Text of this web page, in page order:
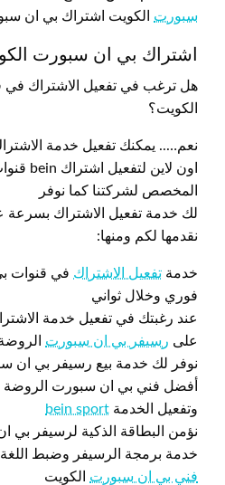
سبورت الكويت اشتراك بي ان
اشتراك بي ان سبورت
هل ترغب في تفعيل الاشتراك
الكويت؟
نعم….. يمكنك تفعيل خدمة
اون لاين لتفعيل اشتراك bein قنوات
المخصص لشركتنا كما نوفر
لك خدمة تفعيل الاشتراك بسرعة
نقدمها لكم ومنها:
خدمة تفعيل الاشتراك في قنوات
فوري وخلال ثواني
عند رغبتك في تفعيل خدمة
على رسيفر بي ان سبورت
نوفر لك خدمة بيع رسيفر بي ان
أفضل فني بي ان سبورت الروضة
وتفعيل الخدمة bein sport
نؤمن البطاقة الذكية لرسيفر بي
خدمة برمجة الرسيفر وضبط
فني بي ان سبورت الكويت